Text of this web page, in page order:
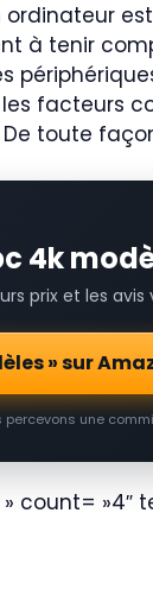
ordinateur
à tenir
facteurs
toute
4k
prix et les
» sur
une
count=